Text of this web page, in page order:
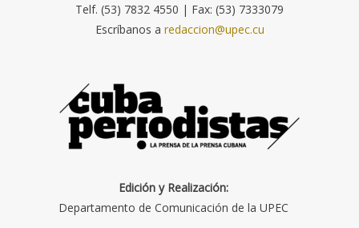
Telf. (53) 7832 4550 | Fax: (53) 7333079
Escríbanos a redaccion@upec.cu
Edición y Realización:
Departamento de Comunicación de la UPEC